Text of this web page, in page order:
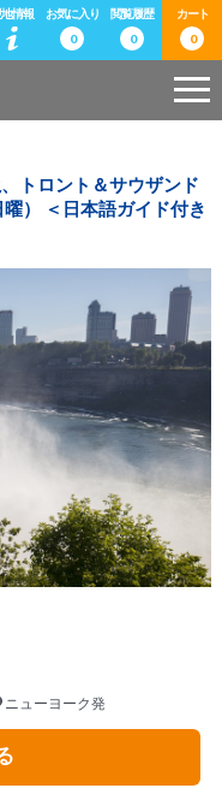
情報
お気に入り
0
閲覧履歴
0
カート
0
トロント＆サウザンド
） ＜日本語ガイド付き
ニューヨーク発